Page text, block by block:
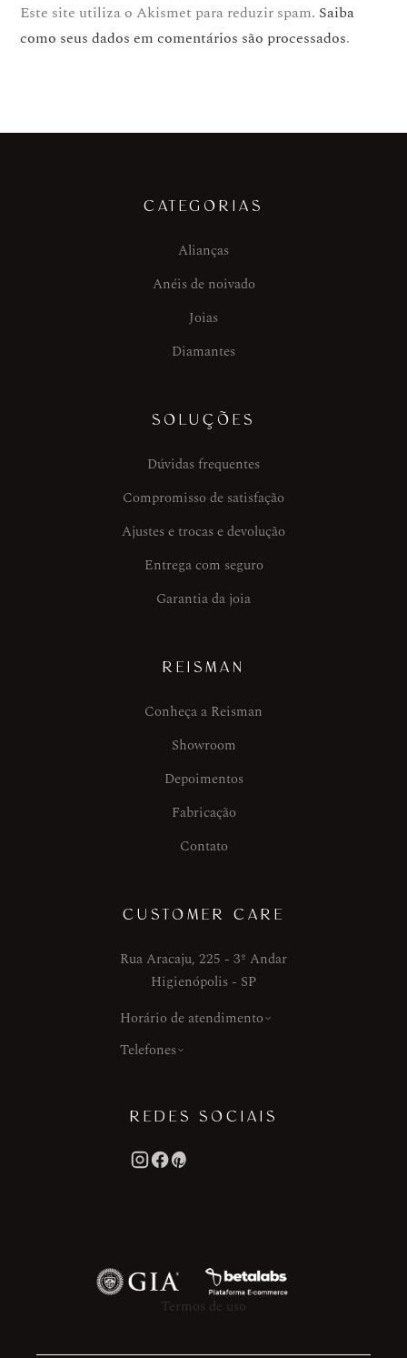
Este site utiliza o Akismet para reduzir spam. Saiba
como seus dados em comentários são processados.
CATEGORIAS
Alianças
Anéis de noivado
Joias
Diamantes
SOLUÇÕES
Dúvidas frequentes
Compromisso de satisfação
Ajustes e trocas e devolução
Entrega com seguro
Garantia da joia
REISMAN
Conheça a Reisman
Showroom
Depoimentos
Fabricação
Contato
CUSTOMER CARE
Rua Aracaju, 225 - 3º Andar
Higienópolis - SP
Horário de atendimento
Telefones
REDES SOCIAIS
Termos de uso